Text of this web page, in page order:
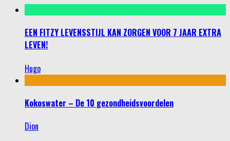
EEN FITZY LEVENSSTIJL KAN ZORGEN VOOR 7 JAAR EXTRA
LEVEN!
Hugo
Kokoswater – De 10 gezondheidsvoordelen
Dion